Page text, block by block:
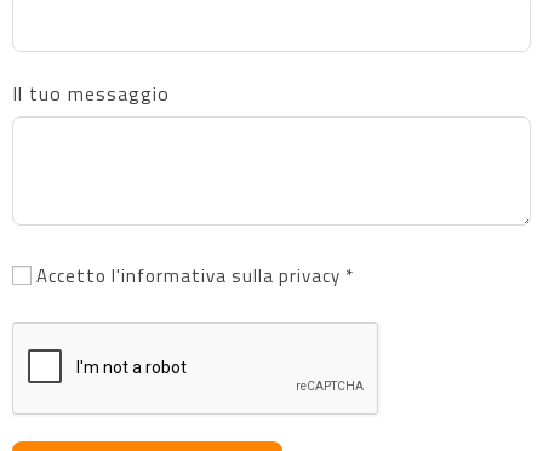
Il tuo messaggio
Accetto l'informativa sulla privacy *